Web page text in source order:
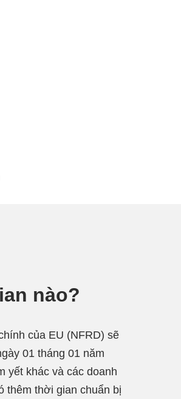
nào?
của EU (NFRD) sẽ
01 tháng 01 năm
yết khác và các doanh
thêm thời gian chuẩn bị